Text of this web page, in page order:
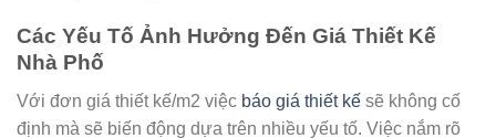
Các Yếu Tố Ảnh Hưởng Đến Giá Thiết Kế
Nhà Phố
Với đơn giá thiết kế/m2 việc báo giá thiết kế sẽ không cố
định mà sẽ biến động dựa trên nhiều yếu tố. Việc nắm rõ